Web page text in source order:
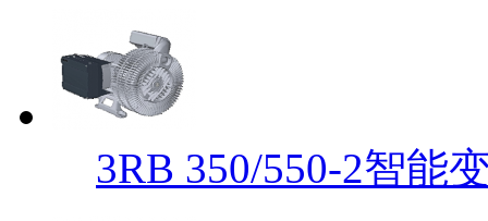
3RB 350/550-2智能